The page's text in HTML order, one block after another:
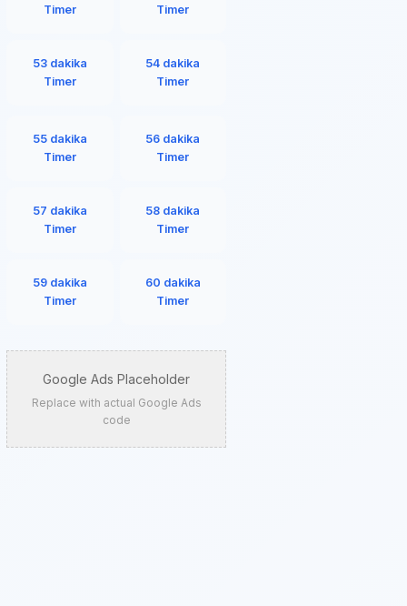
Timer
Timer
53 dakika
Timer
54 dakika
Timer
55 dakika
Timer
56 dakika
Timer
57 dakika
Timer
58 dakika
Timer
59 dakika
Timer
60 dakika
Timer
Google Ads Placeholder
Replace with actual Google Ads
code